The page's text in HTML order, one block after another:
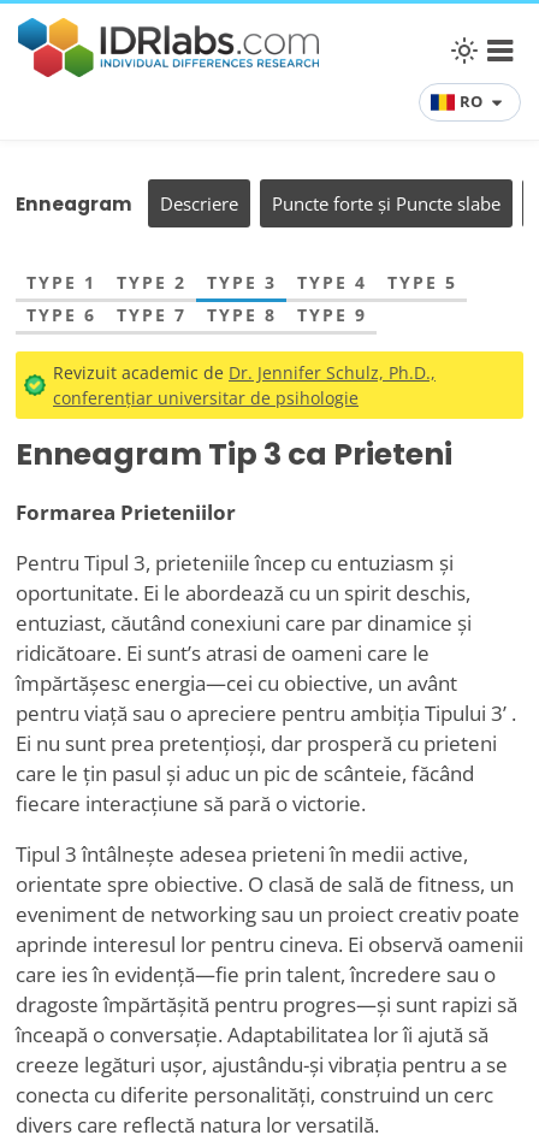
RO
Enneagram Descriere Puncte forte și Puncte slabe
TYPE 1 TYPE 2 TYPE 3 TYPE 4
TYPE 5
TYPE 6
TYPE 7 TYPE 8 TYPE 9
Revizuit academic de Dr. Jennifer Schulz, Ph.D.,
conferențiar universitar de psihologie
Enneagram Tip 3 ca Prieteni
Formarea Prieteniilor
Pentru Tipul 3, prieteniile încep cu entuziasm și
oportunitate. Ei le abordează cu un spirit deschis,
entuziast, căutând conexiuni care par dinamice și
ridicătoare. Ei sunt’s atrasi de oameni care le
împărtășesc energia—cei cu obiective, un avânt
pentru viață sau o apreciere pentru ambiția Tipului 3’ .
Ei nu sunt prea pretențioși, dar prosperă cu prieteni
care le țin pasul și aduc un pic de scânteie, făcând
fiecare interacțiune să pară o victorie.
Tipul 3 întâlnește adesea prieteni în medii active,
orientate spre obiective. O clasă de sală de fitness, un
eveniment de networking sau un proiect creativ poate
aprinde interesul lor pentru cineva. Ei observă oamenii
care ies în evidență—fie prin talent, încredere sau o
dragoste împărtășită pentru progres—și sunt rapizi să
înceapă o conversație. Adaptabilitatea lor îi ajută să
creeze legături ușor, ajustându-și vibrația pentru a se
conecta cu diferite personalități, construind un cerc
divers care reflectă natura lor versatilă.